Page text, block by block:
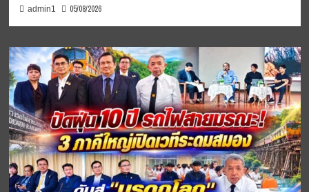
admin1 05/08/2026